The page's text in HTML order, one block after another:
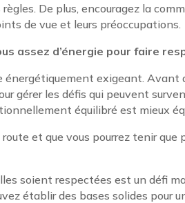
De plus, encouragez la
de vue et leurs préoccupations.
assez d’énergie pour faire
exigeant. Avant
gérer les défis qui peuvent
équilibré est mieux
et que vous pourrez tenir que
soient respectées est un défi
établir des bases solides